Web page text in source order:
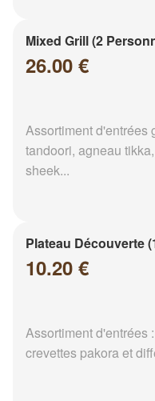
Mixed Grill (2
26.00 €
Assortiment d'entrées
tandoori, agneau
sheek...
Plateau Découverte
10.20 €
Assortiment d'entrées
crevettes pakora et